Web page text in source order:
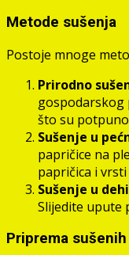
Metode sušenja
Postoje mnoge
Prirodno
gospodarskog
što su
Sušenje u
papričice na
papričica i
Sušenje u
Slijedite upute
Priprema